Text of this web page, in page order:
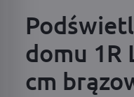
domu 1R
cm